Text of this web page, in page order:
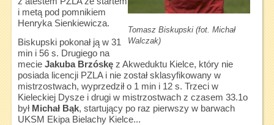
Tomasz Biskupski (fot. Michał
Walczak)
i metą pod pomnikiem
Henryka Sienkiewicza.
Biskupski pokonał ją w 31
min i 56 s. Drugiego na
mecie Jakuba Brzóskęz Akweduktu Kielce, który nie
posiada licencji PZLA i nie został sklasyfikowany w
mistrzostwach, wyprzedził o 1 min i 12 s. Trzeci w
Kieleckiej Dysze i drugi w mistrzostwach z czasem 33.1o
był Michał Bąk, startujący po raz pierwszy w barwach
UKSM Ekipa Bielachy Kielce...